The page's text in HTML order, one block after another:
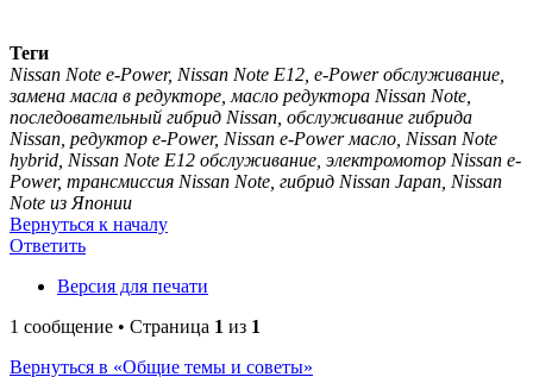
Теги
Nissan Note e-Power, Nissan Note E12, e-Power обслуживание,
замена масла в редукторе, масло редуктора Nissan Note,
последовательный гибрид Nissan, обслуживание гибрида
Nissan, редуктор e-Power, Nissan e-Power масло, Nissan Note
hybrid, Nissan Note E12 обслуживание, электромотор Nissan e-
Power, трансмиссия Nissan Note, гибрид Nissan Japan, Nissan
Note из Японии
Вернуться к началу
Ответить
Версия для печати
1 сообщение • Страница 1 из 1
Вернуться в «Общие темы и советы»